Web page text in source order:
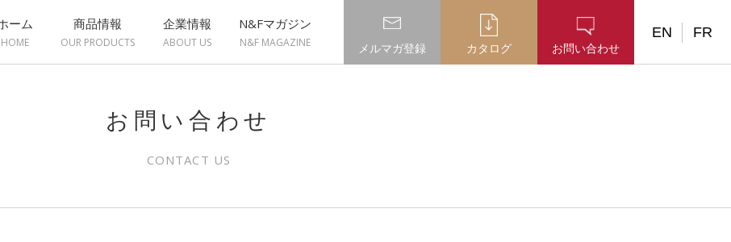
ーム
HOME
商品情報
OUR PRODUCTS
企業情報
ABOUT US
N&Fマガジン
N&F MAGAZINE メルマガ登録 カタログ お問い合わせ
EN FR
お問い合わせ
CONTACT US